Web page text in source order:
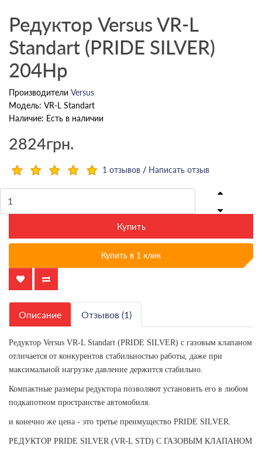
Редуктор Versus VR-L
Standart (PRIDE SILVER)
204Hp
Производители Versus
Модель: VR-L Standart
Наличие: Есть в наличии
2824грн.
1 отзывов / Написать отзыв
Купить
Купить в 1 клик
Описание Отзывов (1)
Редуктор Versus VR-L Standart (PRIDE SILVER) с газовым клапаном
отличается от конкурентов стабильностью работы, даже при
максимальной нагрузке давление держится стабильно.
Компактные размеры редуктора позволяют установить его в любом
подкапотном пространстве автомобиля.
и конечно же цена - это третье преимущество PRIDE SILVER.
РЕДУКТОР PRIDE SILVER (VR-L STD) С ГАЗОВЫМ КЛАПАНОМ